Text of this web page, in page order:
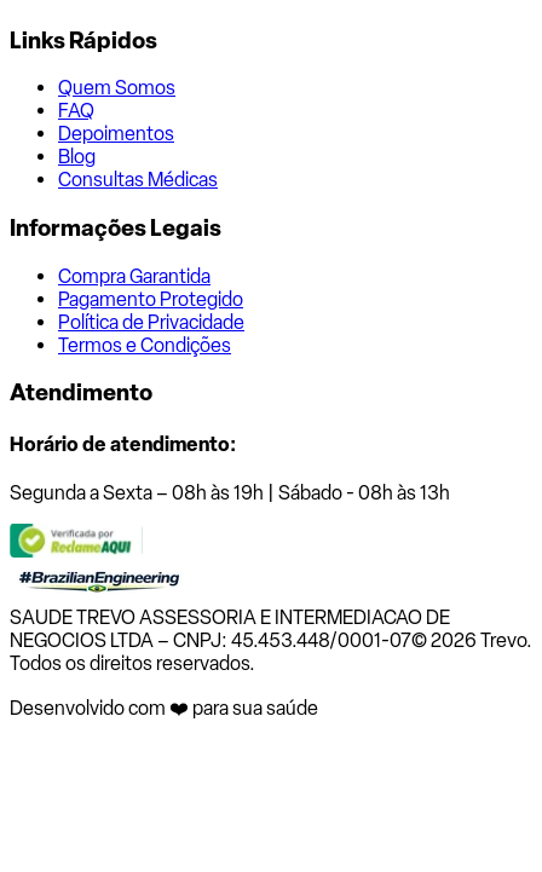
Links Rápidos
Quem Somos
FAQ
Depoimentos
Blog
Consultas Médicas
Informações Legais
Compra Garantida
Pagamento Protegido
Política de Privacidade
Termos e Condições
Atendimento
Horário de atendimento:
Segunda a Sexta – 08h às 19h | Sábado - 08h às 13h
SAUDE TREVO ASSESSORIA E INTERMEDIACAO DE
NEGOCIOS LTDA – CNPJ: 45.453.448/0001-07© 2026 Trevo.
Todos os direitos reservados.
Desenvolvido com ❤️ para sua saúde